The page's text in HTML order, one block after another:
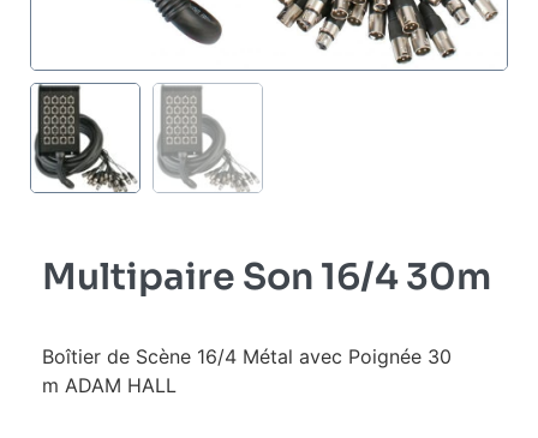
Multipaire Son 16/4 30m
Boîtier de Scène 16/4 Métal avec Poignée 30
m ADAM HALL